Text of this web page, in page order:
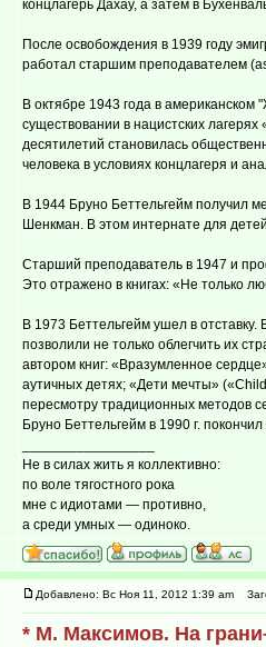
концлагерь Дахау, а затем в
После освобождения в 1939 году
работал старшим преподавателем
В октябре 1943 года в американском
существовании в нацистских
десятилетий становилась
человека в условиях концлагеря и
В 1944 Бруно Беттельгейм получил
Шенкман. В этом интернате для
Старший преподаватель в 1947 и
Это отражено в книгах: «Не только
В 1973 Беттельгейм ушел в
позволили не только облегчить их
автором книг: «Вразумленное
аутичных детях; «Дети мечты»
пересмотру традиционных методов
Бруно Беттельгейм в 1990 г.
Не в силах жить я коллективно:
по воле тягостного рока
мне с идиотами — противно,
а среди умных — одиноко.
Добавлено: Вс Ноя 11, 2012 1:39 am
* М. Максимов. На